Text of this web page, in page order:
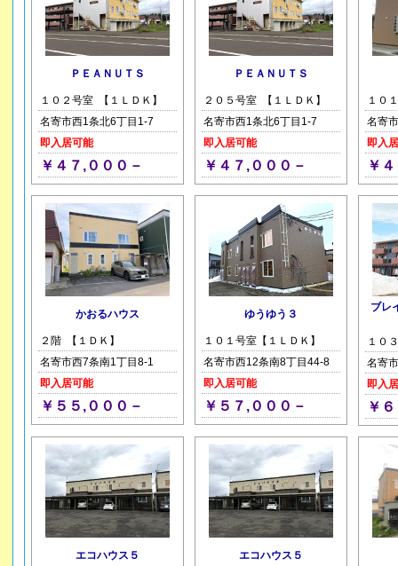
ＰＥＡＮＵＴＳ
１０２号室 【１ＬＤＫ】
名寄市西1条北6丁目1-7
即入居可能
￥４７,０００－
ＰＥＡＮＵＴＳ
２０５号室 【１ＬＤＫ】
名寄市西1条北6丁目1-7
即入居可能
￥４７,０００－
１０
名寄
即入
￥
かおるハウス
２階 【１ＤＫ】
名寄市西7条南1丁目8-1
即入居可能
￥５５,０００－
ゆうゆう３
１０１号室【１ＬＤＫ】
名寄市西12条南8丁目44-8
即入居可能
￥５７,０００－
ブレ
１０
名寄
即入
￥
エコハウス５ エコハウス５